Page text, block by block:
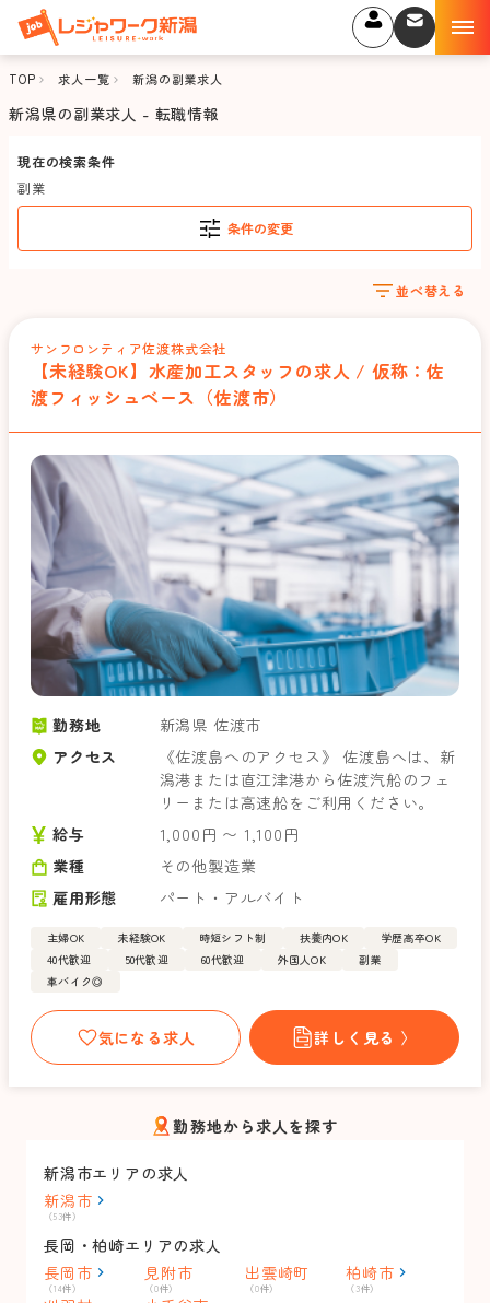
TOP 求人一覧 新潟の副業求人
新潟県の副業求人 - 転職情報
現在の検索条件
副業
条件の変更
並べ替える
サンフロンティア佐渡株式会社
【未経験OK】水産加工スタッフの求人 / 仮称：佐
渡フィッシュベース（佐渡市）
勤務地
新潟県 佐渡市
アクセス
《佐渡島へのアクセス》 佐渡島へは、新
潟港または直江津港から佐渡汽船のフェ
リーまたは高速船をご利用ください。
給与
1,000円 〜 1,100円
業種
その他製造業
雇用形態
パート・アルバイト
主婦OK 未経験OK 時短シフト制 扶養内OK
学歴高卒OK
40代歓迎
50代歓迎 60代歓迎 外国人OK
副業
車バイク◎
気になる求人 詳しく見る 〉
勤務地から求人を探す
新潟市エリアの求人
新潟市
（53件）
長岡・柏崎エリアの求人
長岡市
（14件）
見附市
（0件）
出雲崎町
（0件）
柏崎市
（3件）